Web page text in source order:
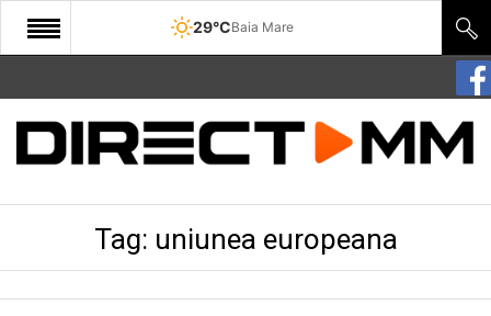
29°CBaia Mare
START
COMUNITATE
CULTURATag: uniunea europeana